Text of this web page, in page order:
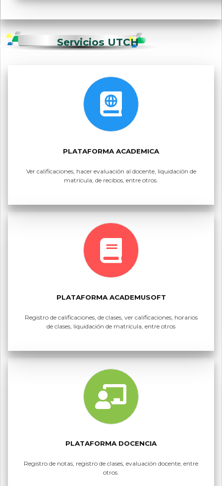
Servicios UTCH
PLATAFORMA ACADEMICA
Ver calificaciones, hacer evaluación al docente, liquidación de
matrícula, de recibos, entre otros.
PLATAFORMA ACADEMUSOFT
Registro de calificaciones, de clases, ver calificaciones, horarios
de clases, liquidación de matrícula, entre otros
PLATAFORMA DOCENCIA
Registro de notas, registro de clases, evaluación docente, entre
otros.